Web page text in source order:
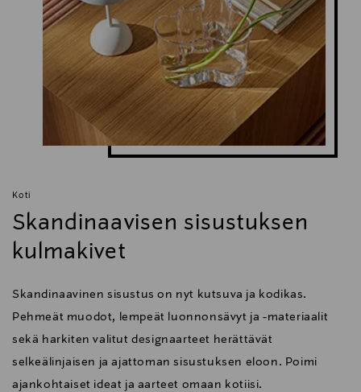
Koti
Skandinaavisen sisustuksen
kulmakivet
Skandinaavinen sisustus on nyt kutsuva ja kodikas.
Pehmeät muodot, lempeät luonnonsävyt ja -materiaalit
sekä harkiten valitut designaarteet herättävät
selkeälinjaisen ja ajattoman sisustuksen eloon. Poimi
ajankohtaiset ideat ja aarteet omaan kotiisi.